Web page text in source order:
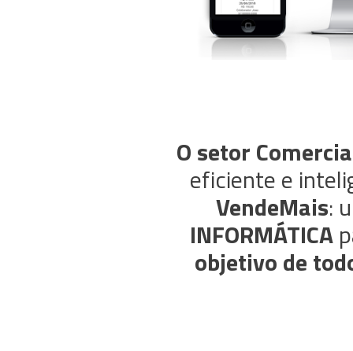
O setor
eficiente e
VendeMais:
INFORMÁTICA
objetivo de